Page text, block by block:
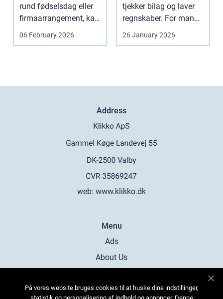
rund fødselsdag eller
firmaarrangement, kan
planlægnin...
06 February 2026
tjekker bilag og laver
regnskaber. For mange
mindre og mellemst...
26 January 2026
Address
web: www.klikko.dk
Menu
Ads
About Us
Contact
På vores website bruges cookies til at huske dine indstillinger,